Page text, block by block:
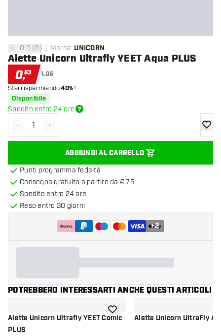
0 stelle di valutazione
0.0 [0] Marca: UNICORN
Alette Unicorn Ultrafly YEET Aqua PLUS
0,63 1,05
Stai risparmiando40%!
Disponibile
Spedito entro 24 ore
Diminuisci quantità
- Aumenta quantità
+
AGGIUNGI AL CARRELLO
Punti programma fedeltà
Consegna gratuita a partire da € 75
Spedito entro 24 ore
Reso entro 30 giorni
+2
POTREBBERO INTERESSARTI ANCHE QUESTI ARTICOLI
Alette Unicorn Ultrafly YEET Comic
PLUS
aggiungi alla lista dei desideri
Alette Unicorn UltraFly